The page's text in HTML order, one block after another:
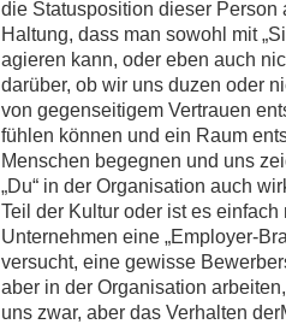
die Statusposition dieser Person
Haltung, dass man sowohl mit
agieren kann, oder eben auch
darüber, ob wir uns duzen oder
von gegenseitigem Vertrauen
fühlen können und ein Raum
Menschen begegnen und uns
„Du“ in der Organisation auch
Teil der Kultur oder ist es
Unternehmen eine „Employer-
versucht, eine gewisse
aber in der Organisation
uns zwar, aber das Verhalten